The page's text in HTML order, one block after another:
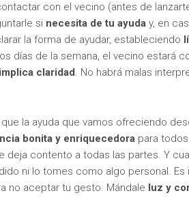
con el vecino (antes de
si necesita de tu ayuda y, en
la forma de ayudar, estableciendo
días de la semana, el vecino estará
claridad. No habrá malas
la ayuda que vamos ofreciendo
bonita y enriquecedora para
deja contento a todas las partes. Y
ni lo tomes como algo personal.
no aceptar tu gesto. Mándale luz y